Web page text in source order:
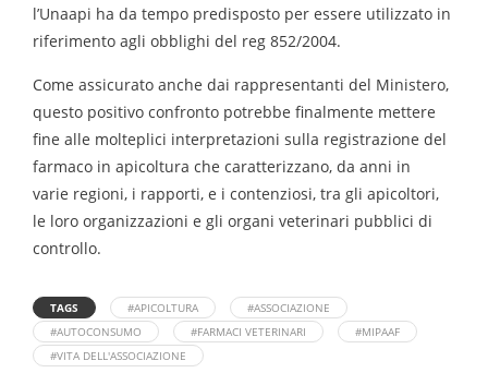
l’Unaapi ha da tempo predisposto per essere utilizzato in
riferimento agli obblighi del reg 852/2004.
Come assicurato anche dai rappresentanti del Ministero,
questo positivo confronto potrebbe finalmente mettere
fine alle molteplici interpretazioni sulla registrazione del
farmaco in apicoltura che caratterizzano, da anni in
varie regioni, i rapporti, e i contenziosi, tra gli apicoltori,
le loro organizzazioni e gli organi veterinari pubblici di
controllo.
TAGS #APICOLTURA
#ASSOCIAZIONE
#AUTOCONSUMO
#FARMACI VETERINARI
#MIPAAF
#VITA DELL'ASSOCIAZIONE